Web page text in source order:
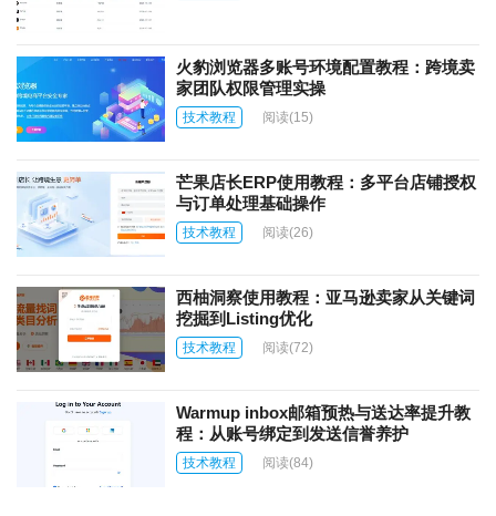
火豹浏览器多账号环境配置教程：跨境卖
家团队权限管理实操
技术教程 阅读(15)
芒果店长ERP使用教程：多平台店铺授权
与订单处理基础操作
技术教程 阅读(26)
西柚洞察使用教程：亚马逊卖家从关键词
挖掘到Listing优化
技术教程 阅读(72)
Warmup inbox邮箱预热与送达率提升教
程：从账号绑定到发送信誉养护
技术教程 阅读(84)